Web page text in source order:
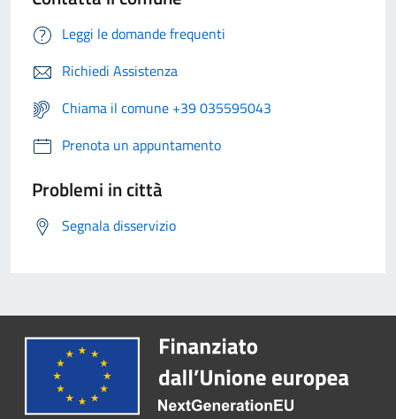
Leggi le domande frequenti
Richiedi Assistenza
Chiama il comune +39 035595043
Prenota un appuntamento
Problemi in città
Segnala disservizio